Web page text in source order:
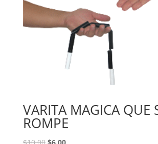
VARITA MAGICA QUE
ROMPE